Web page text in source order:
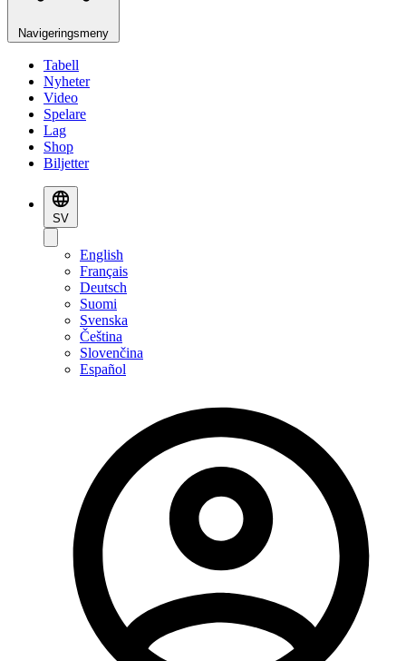
Navigeringsmeny
Tabell
Nyheter
Video
Spelare
Lag
Shop
Biljetter
SV
English
Français
Deutsch
Suomi
Svenska
Čeština
Slovenčina
Español